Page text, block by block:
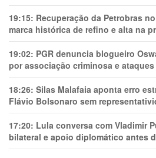
19:15: Recuperação da Petrobras
marca histórica de refino e alta na
19:02: PGR denuncia blogueiro
por associação criminosa e
18:26: Silas Malafaia aponta erro
Flávio Bolsonaro sem
17:20: Lula conversa com Vladimir
bilateral e apoio diplomático antes